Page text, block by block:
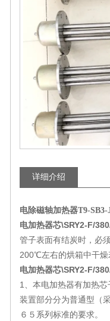
详细介绍
电除磁轴加热器T9-
电加热器芯\SRY2-F/
管子表面有结炭时，必
200℃左右的烘箱中干燥
电加热器芯\SRY2-F/
1、本电加热器有加热
装置部分分为普通型（
６５系列标准的要求。